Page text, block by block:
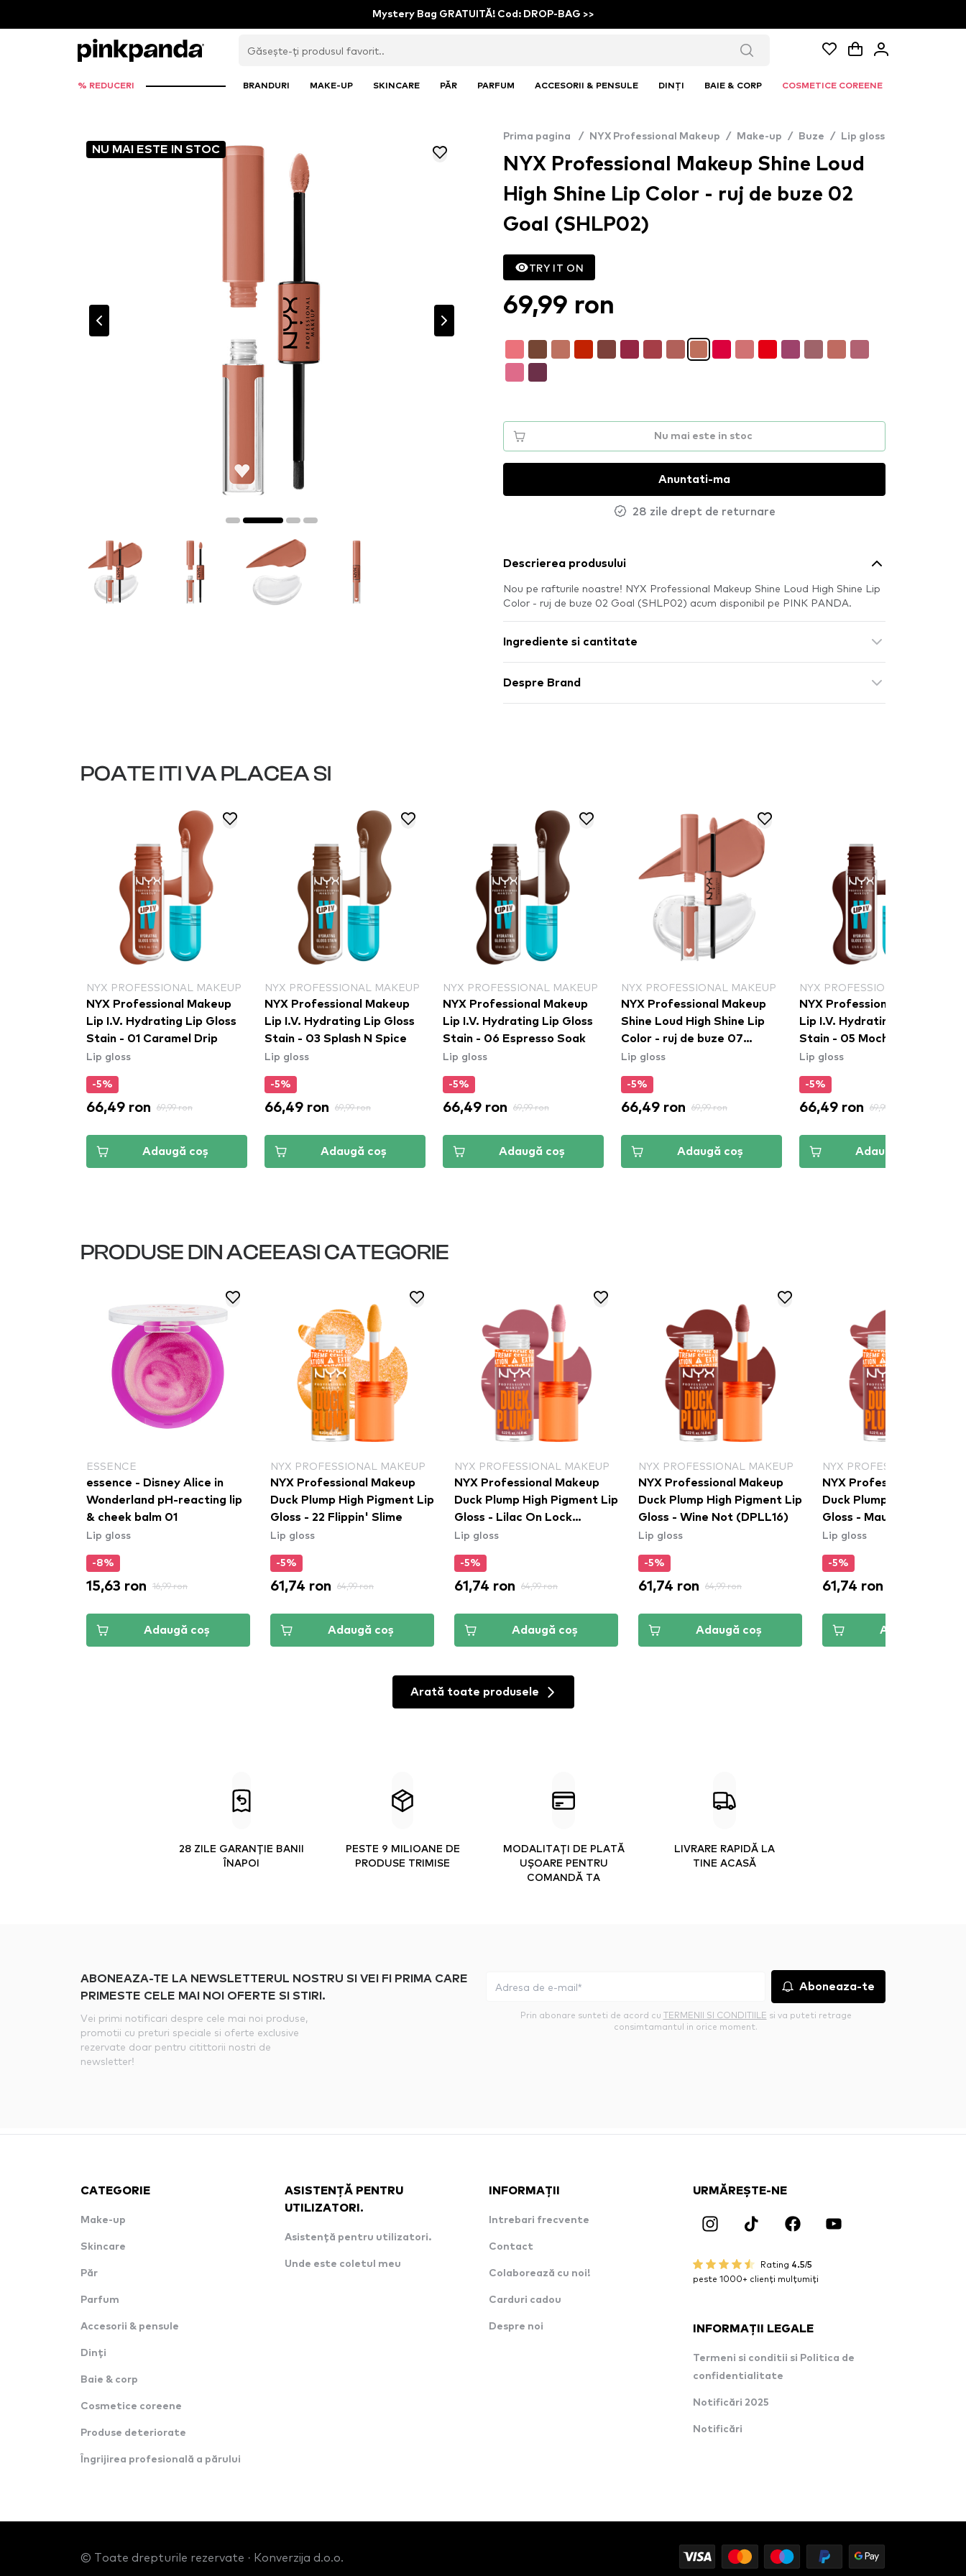
Mystery Bag GRATUITĂ! Cod: DROP-BAG >>
% REDUCERI BRANDURI MAKE-UP SKINCARE PĂR PARFUM ACCESORII & PENSULE DINȚI BAIE & CORP COSMETICE COREENE
NU MAI ESTE IN STOC
Prima pagina / NYX Professional Makeup / Make-up / Buze / Lip gloss
NYX Professional Makeup Shine Loud
High Shine Lip Color - ruj de buze 02
Goal (SHLP02)
TRY IT ON
69,99 ron
Nu mai este in stoc
Anuntati-ma
28 zile drept de returnare
Descrierea produsului
Nou pe rafturile noastre! NYX Professional Makeup Shine Loud High Shine Lip
Color - ruj de buze 02 Goal (SHLP02) acum disponibil pe PINK PANDA.
Ingrediente si cantitate
Despre Brand
POATE ITI VA PLACEA SI
NYX PROFESSIONAL MAKEUP
NYX Professional Makeup
Lip I.V. Hydrating Lip Gloss
Stain - 01 Caramel Drip
Lip gloss
-5%
66,49 ron 69,99 ron
Adaugă coș
NYX PROFESSIONAL MAKEUP
NYX Professional Makeup
Lip I.V. Hydrating Lip Gloss
Stain - 03 Splash N Spice
Lip gloss
-5%
66,49 ron 69,99 ron
Adaugă coș
NYX PROFESSIONAL MAKEUP
NYX Professional Makeup
Lip I.V. Hydrating Lip Gloss
Stain - 06 Espresso Soak
Lip gloss
-5%
66,49 ron 69,99 ron
Adaugă coș
NYX PROFESSIONAL MAKEUP
NYX Professional Makeup
Shine Loud High Shine Lip
Color - ruj de buze 07
Global Citizen (SHLP07)
Lip gloss
-5%
66,49 ron 69,99 ron
Adaugă coș
NYX PROFESSIONAL MAKEUP
NYX Professional Makeup
Lip I.V. Hydrating Lip Gloss
Stain - 05 Mocha Me Wet
Lip gloss
-5%
66,49 ron 69,99 ron
Adaugă coș
PRODUSE DIN ACEEASI CATEGORIE
ESSENCE
essence - Disney Alice in
Wonderland pH-reacting lip
& cheek balm 01
Lip gloss
-8%
15,63 ron 16,99 ron
Adaugă coș
NYX PROFESSIONAL MAKEUP
NYX Professional Makeup
Duck Plump High Pigment Lip
Gloss - 22 Flippin' Slime
Lip gloss
-5%
61,74 ron 64,99 ron
Adaugă coș
NYX PROFESSIONAL MAKEUP
NYX Professional Makeup
Duck Plump High Pigment Lip
Gloss - Lilac On Lock
(DPLL10)
Lip gloss
-5%
61,74 ron 64,99 ron
Adaugă coș
NYX PROFESSIONAL MAKEUP
NYX Professional Makeup
Duck Plump High Pigment Lip
Gloss - Wine Not (DPLL16)
Lip gloss
-5%
61,74 ron 64,99 ron
Adaugă coș
NYX PROFESSIONAL
NYX Professional
Duck Plump High
Gloss - Mauve Out Of My
Way (DPLL08)
Lip gloss
-5%
61,74 ron
Adaugă coș
Arată toate produsele
28 ZILE GARANȚIE BANII
ÎNAPOI
PESTE 9 MILIOANE DE
PRODUSE TRIMISE
MODALITAȚI DE PLATĂ
UȘOARE PENTRU
COMANDĂ TA
LIVRARE RAPIDĂ LA
TINE ACASĂ
ABONEAZA-TE LA NEWSLETTERUL NOSTRU SI VEI FI PRIMA CARE
PRIMESTE CELE MAI NOI OFERTE SI STIRI.
Vei primi notificari despre cele mai noi produse,
promotii cu preturi speciale si oferte exclusive
rezervate doar pentru citittorii nostri de
newsletter!
Aboneaza-te
Prin abonare sunteti de acord cu TERMENII SI CONDITIILE si va puteti retrage
consimtamantul in orice moment.
CATEGORIE
Make-up
Skincare
Păr
Parfum
Accesorii & pensule
Dinți
Baie & corp
Cosmetice coreene
Produse deteriorate
Îngrijirea profesională a părului
ASISTENȚĂ PENTRU
UTILIZATORI.
Asistență pentru utilizatori.
Unde este coletul meu
INFORMAȚII
Intrebari frecvente
Contact
Colaborează cu noi!
Carduri cadou
Despre noi
URMĂREȘTE-NE
Rating 4.5/5
peste 1000+ clienți mulțumiți
INFORMAȚII LEGALE
Termeni si conditii si Politica de
confidentialitate
Notificări 2025
Notificări
© Toate drepturile rezervate · Konverzija d.o.o.